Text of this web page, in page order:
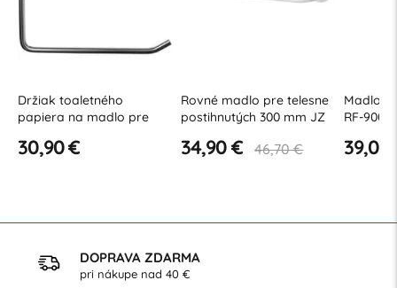
Držiak toaletného
papiera na madlo pre
nerez, mat
30,90 €
Rovné madlo pre telesne
postihnutých 300 mm JZ
34,90 € 46,70 €
Madlo
RF-900
39,00
DOPRAVA ZDARMA
pri nákupe nad 40 €